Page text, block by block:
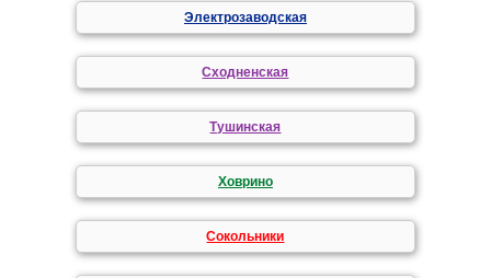
Электрозаводская
Сходненская
Тушинская
Ховрино
Сокольники